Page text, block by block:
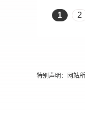
1 2
特别声明：网站